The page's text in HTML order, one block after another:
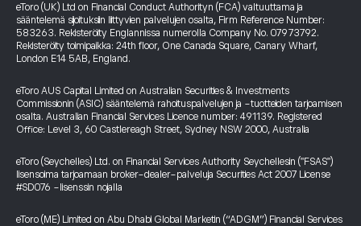
eToro (UK) Ltd on Financial Conduct Authorityn (FCA) valtuuttama ja
sääntelemä sijoituksiin liittyvien palvelujen osalta, Firm Reference Number:
583263. Rekisteröity Englannissa numerolla Company No. 07973792.
Rekisteröity toimipaikka: 24th floor, One Canada Square, Canary Wharf,
London E14 5AB, England.
eToro AUS Capital Limited on Australian Securities & Investments
Commissionin (ASIC) sääntelemä rahoituspalvelujen ja -tuotteiden tarjoamisen
osalta. Australian Financial Services Licence number: 491139. Registered
Office: Level 3, 60 Castlereagh Street, Sydney NSW 2000, Australia
eToro (Seychelles) Ltd. on Financial Services Authority Seychellesin ("FSAS")
lisensoima tarjoamaan broker-dealer-palveluja Securities Act 2007 License
#SD076 -lisenssin nojalla
eToro (ME) Limited on Abu Dhabi Global Marketin (“ADGM”) Financial Services